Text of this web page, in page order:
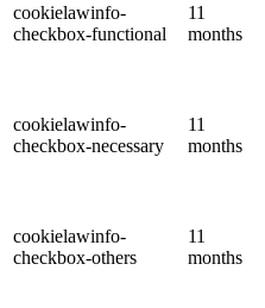
cookielawinfo-
checkbox-functional
11
months
cookielawinfo-
checkbox-necessary
11
months
cookielawinfo-
checkbox-others
11
months